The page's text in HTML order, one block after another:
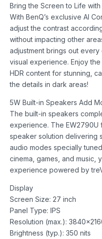
PD
65W,
Speakers,
White
количина
Bring the Screen to Life with
With BenQ’s exclusive AI
adjust the contrast
without impacting other
adjustment brings out
visual experience. Enjoy
HDR content for stunning,
the details in dark areas!
5W Built-in Speakers Add
The built-in speakers
experience. The EW2790U
speaker solution delivering
audio modes specially
cinema, games, and music,
experience powered by
Display
Screen Size: 27 inch
Panel Type: IPS
Resolution (max.):
Brightness (typ.): 350 nits